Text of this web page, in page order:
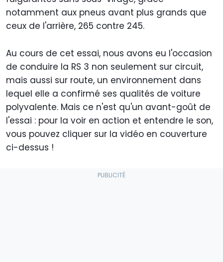
notamment aux pneus avant plus grands que
ceux de l'arrière, 265 contre 245.
Au cours de cet essai, nous avons eu l'occasion
de conduire la RS 3 non seulement sur circuit,
mais aussi sur route, un environnement dans
lequel elle a confirmé ses qualités de voiture
polyvalente. Mais ce n'est qu'un avant-goût de
l'essai : pour la voir en action et entendre le son,
vous pouvez cliquer sur la vidéo en couverture
ci-dessus !